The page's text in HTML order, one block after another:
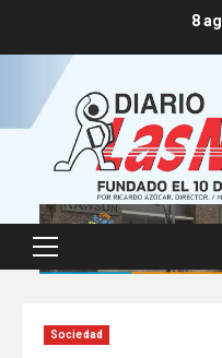
8
Primary
Menu
Sociedad